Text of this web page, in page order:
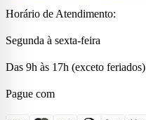
Horário de Atendimento:
Segunda à sexta-feira
Das 9h às 17h (exceto feriados)
Pague com